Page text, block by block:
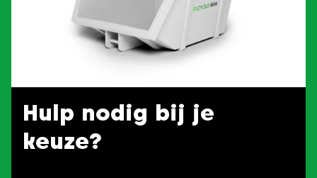
Hulp nodig bij je
keuze?